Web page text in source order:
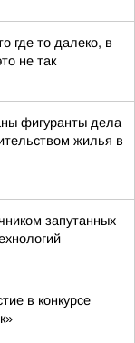
где то далеко, в
не так
фигуранты дела
жилья в
запутанных
в конкурсе